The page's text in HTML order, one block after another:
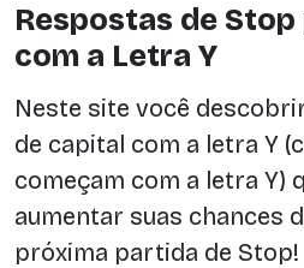
Respostas de Stop
com a Letra Y
Neste site você
de capital com a letra Y
começam com a letra Y)
aumentar suas chances
próxima partida de